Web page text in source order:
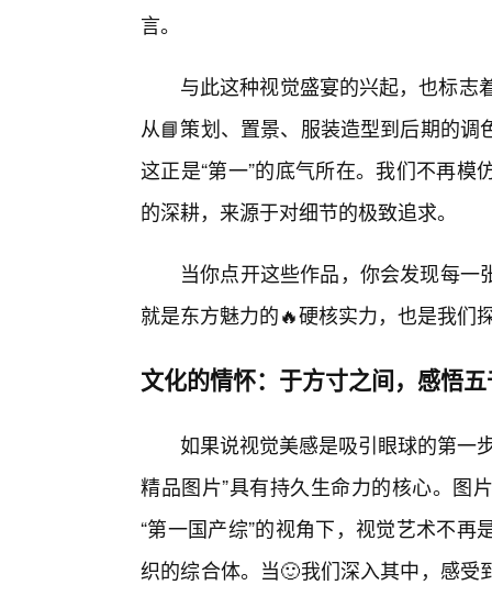
言。
与此这种视觉盛宴的兴起，也标
从📘策划、置景、服装造型到后期的
这正是“第一”的底气所在。我们不再
的深耕，来源于对细节的极致追求。
当你点开这些作品，你会发现每
就是东方魅力的🔥硬核实力，也是我们
文化的情怀：于方寸之间，感悟
如果说视觉美感是吸引眼球的第一
精品图片”具有持久生命力的核心。图
“第一国产综”的视角下，视觉艺术不
织的综合体。当🙂我们深入其中，感